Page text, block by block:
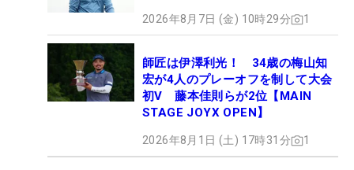
2026年8月7日 (金) 10時29分 1
師匠は伊澤利光！ 34歳の梅山知
宏が4人のプレーオフを制して大会
初V 藤本佳則らが2位【MAIN
STAGE JOYX OPEN】
2026年8月1日 (土) 17時31分 1